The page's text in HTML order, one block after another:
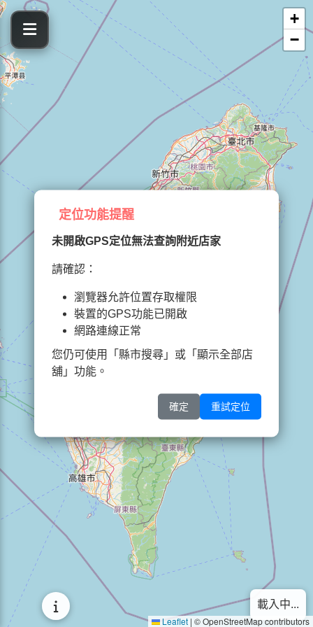
載入中...
+
−
Leaflet | © OpenStreetMap contributors
定位功能提醒
未開啟GPS定位無法查詢附近店家
請確認：
瀏覽器允許位置存取權限
裝置的GPS功能已開啟
網路連線正常
您仍可使用「縣市搜尋」或「顯示全部店
舖」功能。
確定 重試定位